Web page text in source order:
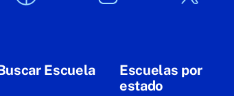
Escuela
Escuelas por
estado